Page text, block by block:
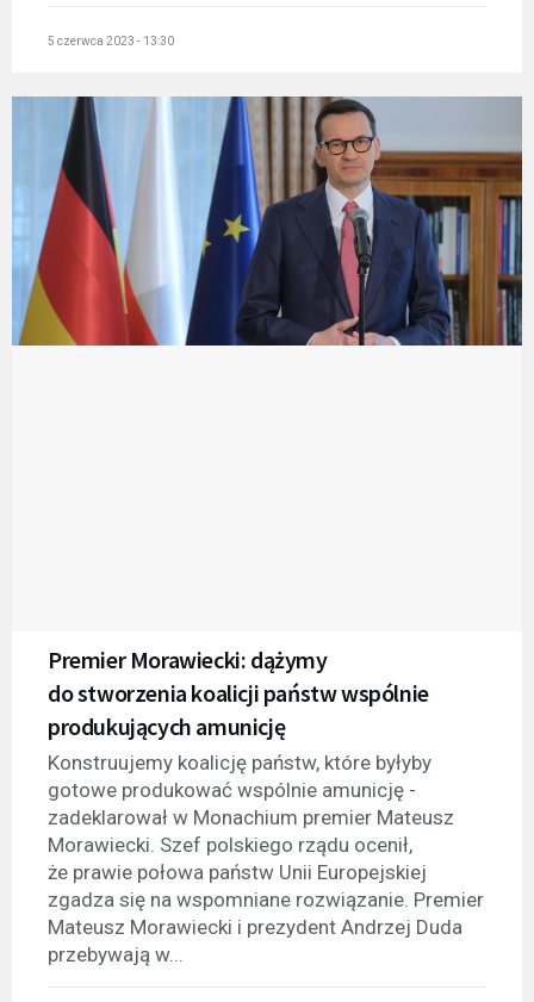
5 czerwca 2023 - 13:30
Premier Morawiecki: dążymy
do stworzenia koalicji państw wspólnie
produkujących amunicję
Konstruujemy koalicję państw, które byłyby
gotowe produkować wspólnie amunicję -
zadeklarował w Monachium premier Mateusz
Morawiecki. Szef polskiego rządu ocenił,
że prawie połowa państw Unii Europejskiej
zgadza się na wspomniane rozwiązanie. Premier
Mateusz Morawiecki i prezydent Andrzej Duda
przebywają w...